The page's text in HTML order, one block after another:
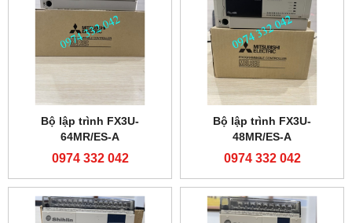
Bộ lập trình FX3U-
64MR/ES-A
0974 332 042
Bộ lập trình FX3U-
48MR/ES-A
0974 332 042